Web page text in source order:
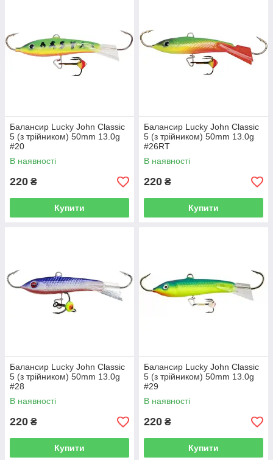
Балансир Lucky John Classic
5 (з трійником) 50mm 13.0g
#20
В наявності
220 ₴
Купити
Балансир Lucky John Classic
5 (з трійником) 50mm 13.0g
#26RT
В наявності
220 ₴
Купити
Балансир Lucky John Classic
5 (з трійником) 50mm 13.0g
#28
В наявності
220 ₴
Купити
Балансир Lucky John Classic
5 (з трійником) 50mm 13.0g
#29
В наявності
220 ₴
Купити